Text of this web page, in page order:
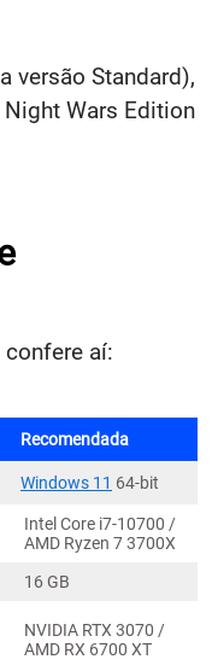
versão Standard),
Wars Edition
confere aí:
Recomendada
Windows 11 64-bit
Intel Core i7-10700 /
AMD Ryzen 7 3700X
16 GB
NVIDIA RTX 3070 /
AMD RX 6700 XT